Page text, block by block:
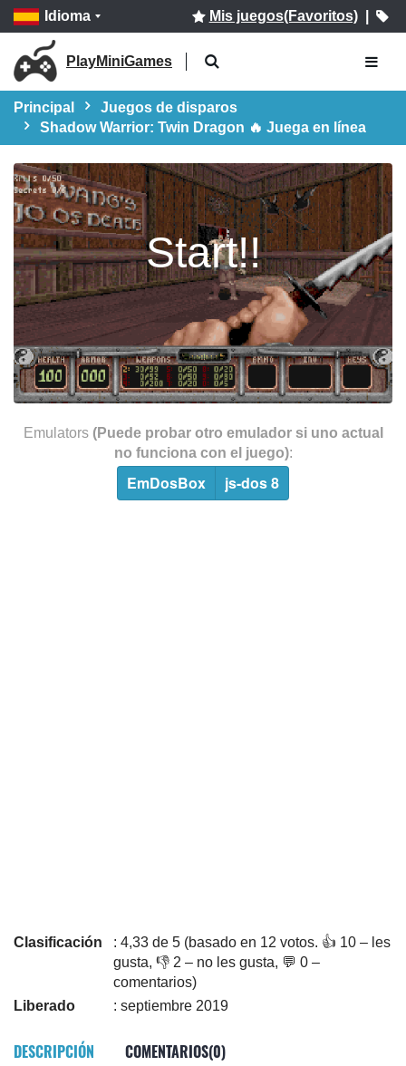
Idioma Mis juegos(Favoritos)|
PlayMiniGames
Principal
Juegos de disparos
Shadow Warrior: Twin Dragon 🔥 Juega en línea
Start!!
Emulators (Puede probar otro emulador si uno actual
no funciona con el juego):
EmDosBox js-dos 8
Clasificación
: 4,33 de 5 (basado en 12 votos. 👍 10 – les
gusta, 👎 2 – no les gusta, 💬 0 –
comentarios)
Liberado
: septiembre 2019
DESCRIPCIÓN COMENTARIOS(0)